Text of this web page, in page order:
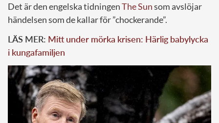
Det är den engelska tidningenThe Sunsom avslöjar
händelsen som de kallar för ”chockerande”.
LÄS MER: Mitt under mörka krisen: Härlig babylycka
i kungafamiljen